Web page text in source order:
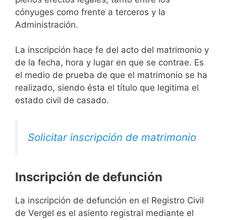
cónyuges como frente a terceros y la
Administración.
La inscripción hace fe del acto del matrimonio y
de la fecha, hora y lugar en que se contrae. Es
el medio de prueba de que el matrimonio se ha
realizado, siendo ésta el título que legitima el
estado civil de casado.
Solicitar inscripción de matrimonio
Inscripción de defunción
La inscripción de defunción en el Registro Civil
de Vergel es el asiento registral mediante el